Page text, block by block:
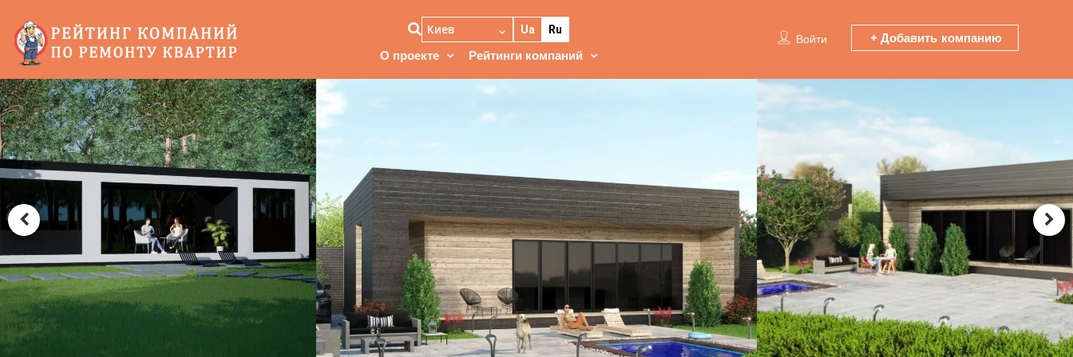
Киев Ua Ru
О проекте Рейтинги компаний
Войти Добавить компанию